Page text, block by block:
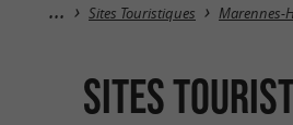
Sites Touristiques Marennes-
Sites